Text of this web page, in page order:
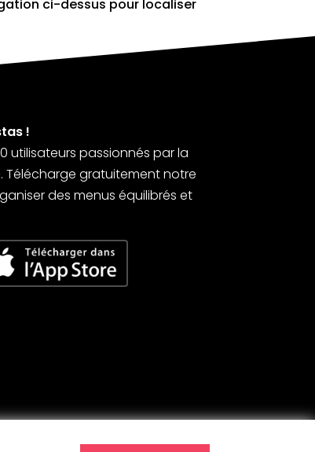
ci-dessus pour localiser
!
utilisateurs passionnés par la
Télécharge gratuitement notre
des menus équilibrés et